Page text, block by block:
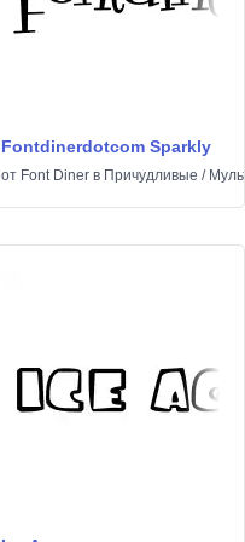
Fontdinerdotcom Sparkly
от Font Diner в Причудливые /